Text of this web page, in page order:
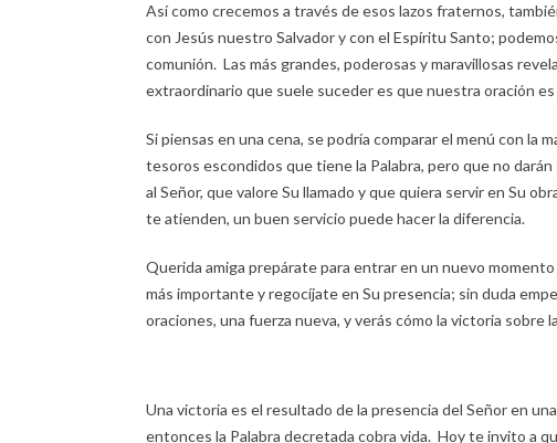
Así como crecemos a través de esos lazos fraternos,
con Jesús nuestro Salvador y con el Espíritu Santo;
comunión. Las más grandes, poderosas y maravillosas
extraordinario que suele suceder es que nuestra oración es
Si piensas en una cena, se podría comparar el menú con la
tesoros escondidos que tiene la Palabra, pero que no
al Señor, que valore Su llamado y que quiera servir en Su
te atienden, un buen servicio puede hacer la diferencia.
Querida amiga prepárate para entrar en un nuevo
más importante y regocíjate en Su presencia; sin duda
oraciones, una fuerza nueva, y verás cómo la victoria sobre
Una victoria es el resultado de la presencia del Señor en
entonces la Palabra decretada cobra vida. Hoy te invito a